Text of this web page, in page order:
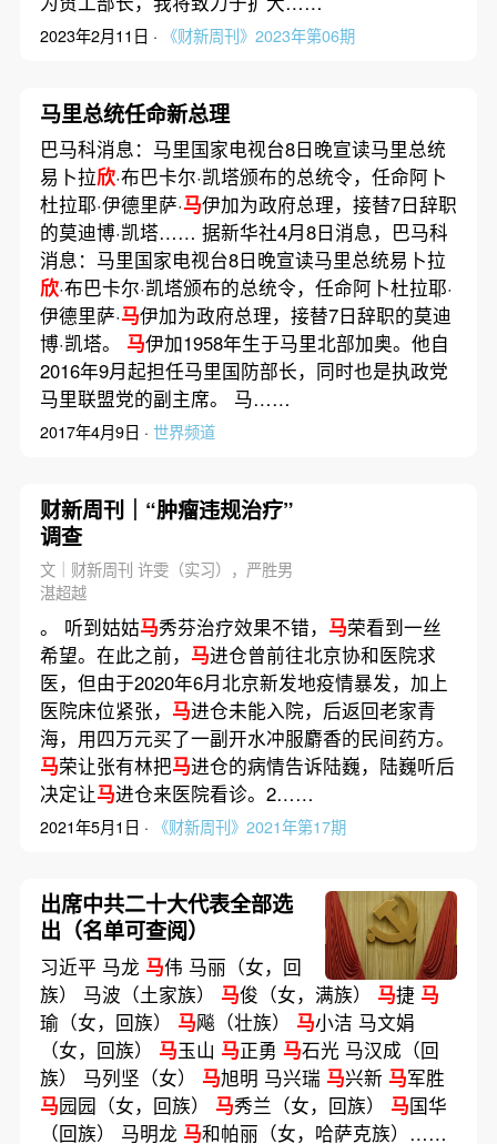
2023年2月11日 · 《财新周刊》2023年第06期
马里总统任命新总理
巴马科消息：马里国家电视台8日晚宣读马里总统
易卜拉欣·布巴卡尔·凯塔颁布的总统令，任命阿卜
杜拉耶·伊德里萨·马伊加为政府总理，接替7日辞职
的莫迪博·凯塔…… 据新华社4月8日消息，巴马科
消息：马里国家电视台8日晚宣读马里总统易卜拉
欣·布巴卡尔·凯塔颁布的总统令，任命阿卜杜拉耶·
伊德里萨·马伊加为政府总理，接替7日辞职的莫迪
博·凯塔。 马伊加1958年生于马里北部加奥。他自
2016年9月起担任马里国防部长，同时也是执政党
马里联盟党的副主席。 马……
2017年4月9日 · 世界频道
财新周刊｜“肿瘤违规治疗”
调查
文｜财新周刊 许雯（实习），严胜男
湛超越
。 听到姑姑马秀芬治疗效果不错， 马荣看到一丝
希望。在此之前， 马进仓曾前往北京协和医院求
医，但由于2020年6月北京新发地疫情暴发，加上
医院床位紧张， 马进仓未能入院，后返回老家青
海，用四万元买了一副开水冲服麝香的民间药方。
马荣让张有林把马进仓的病情告诉陆巍，陆巍听后
决定让马进仓来医院看诊。2……
2021年5月1日 · 《财新周刊》2021年第17期
出席中共二十大代表全部选
出（名单可查阅）
习近平 马龙 马伟 马丽（女，回
族） 马波（土家族） 马俊（女，满族） 马捷 马
瑜（女，回族） 马飚（壮族） 马小洁 马文娟
（女，回族） 马玉山 马正勇 马石光 马汉成（回
族） 马列坚（女） 马旭明 马兴瑞 马兴新 马军胜
马园园（女，回族） 马秀兰（女，回族） 马国华
（回族） 马明龙 马和帕丽（女，哈萨克族）……